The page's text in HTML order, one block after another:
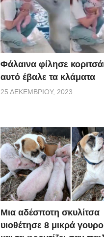
Φάλαινα φίλησε
αυτό έβαλε τα κλάματα
25 ΔΕΚΕΜΒΡΊΟΥ, 2023
Μια αδέσποτη σκυλίτσα
υιοθέτησε 8 μικρά